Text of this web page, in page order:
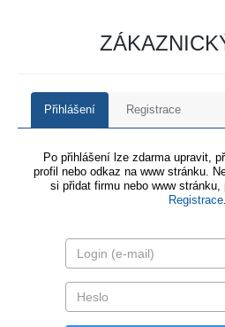
Přihlášení Registrace
Po přihlášení lze zdarma upravit,
profil nebo odkaz na www stránku.
si přidat firmu nebo www
Registrace.